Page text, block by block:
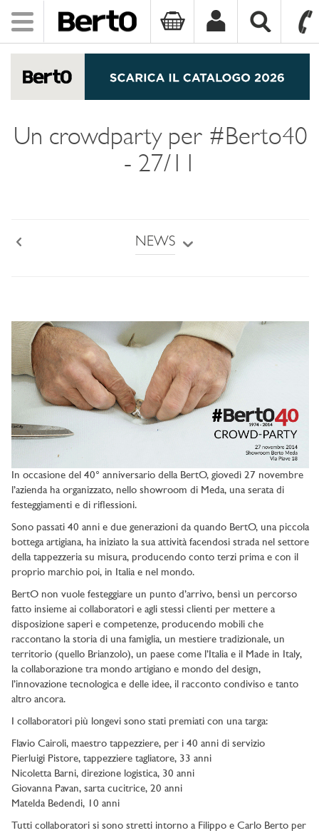
Toggle
navigation
Un crowdparty per #Berto40
- 27/11
NEWS
In occasione del 40° anniversario della BertO, giovedì 27 novembre
l’azienda ha organizzato, nello showroom di Meda, una serata di
festeggiamenti e di riflessioni.
Sono passati 40 anni e due generazioni da quando BertO, una piccola
bottega artigiana, ha iniziato la sua attività facendosi strada nel settore
della tappezzeria su misura, producendo conto terzi prima e con il
proprio marchio poi, in Italia e nel mondo.
BertO non vuole festeggiare un punto d’arrivo, bensì un percorso
fatto insieme ai collaboratori e agli stessi clienti per mettere a
disposizione saperi e competenze, producendo mobili che
raccontano la storia di una famiglia, un mestiere tradizionale, un
territorio (quello Brianzolo), un paese come l’Italia e il Made in Italy,
la collaborazione tra mondo artigiano e mondo del design,
l’innovazione tecnologica e delle idee, il racconto condiviso e tanto
altro ancora.
I collaboratori più longevi sono stati premiati con una targa:
Flavio Cairoli, maestro tappezziere, per i 40 anni di servizio
Pierluigi Pistore, tappezziere tagliatore, 33 anni
Nicoletta Barni, direzione logistica, 30 anni
Giovanna Pavan, sarta cucitrice, 20 anni
Matelda Bedendi, 10 anni
Tutti collaboratori si sono stretti intorno a Filippo e Carlo Berto per